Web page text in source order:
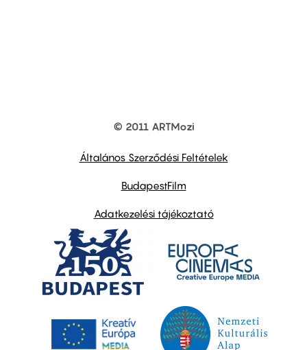
© 2011 ARTMozi
Általános Szerződési Feltételek
BudapestFilm
Adatkezelési tájékoztató